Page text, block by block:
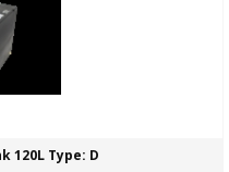
120L Type: D